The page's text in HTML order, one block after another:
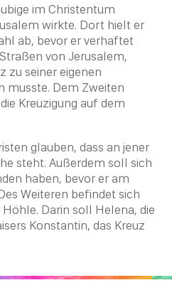
im Christentum
wirkte. Dort hielt er
ab, bevor er verhaftet
von Jerusalem,
zu seiner eigenen
musste. Dem Zweiten
Kreuzigung auf dem
glauben, dass an jener
steht. Außerdem soll sich
haben, bevor er am
Weiteren befindet sich
Darin soll Helena, die
Konstantin, das Kreuz